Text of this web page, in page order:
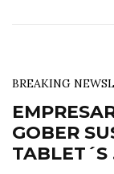
BREAKING NEWS
GOBER
TABLET´S